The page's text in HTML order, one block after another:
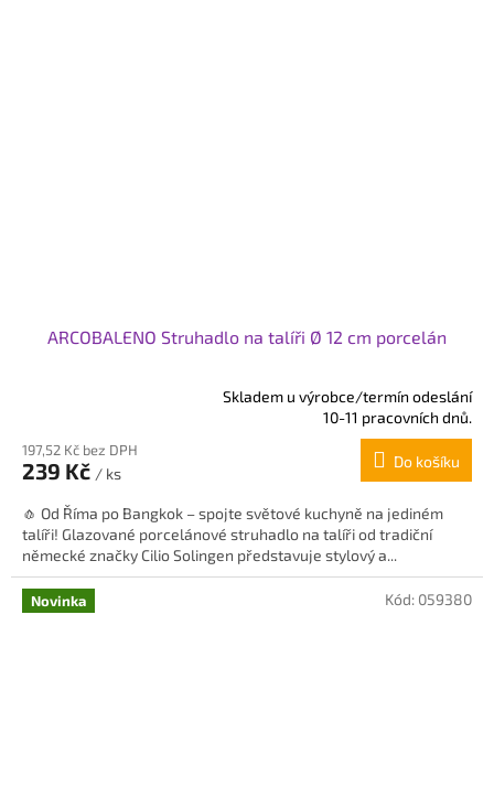
ARCOBALENO Struhadlo na talíři Ø 12 cm porcelán
produktu
je
z
5
hvězdiček.
Skladem u výrobce/termín odeslání
10-11 pracovních dnů.
197,52 Kč bez DPH
239 Kč / ks
Do košíku
🧄 Od Říma po Bangkok – spojte světové kuchyně na jediném
talíři! Glazované porcelánové struhadlo na talíři od tradiční
německé značky Cilio Solingen představuje stylový a...
Novinka Kód: 059380